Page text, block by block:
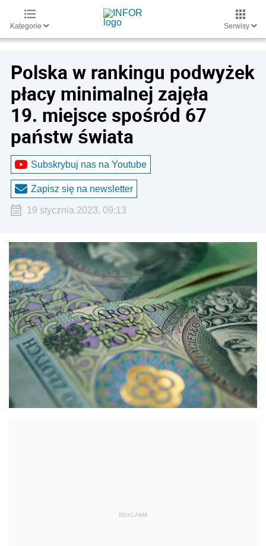
Kategorie Serwisy
Polska w rankingu podwyżek
płacy minimalnej zajęła
19. miejsce spośród 67
państw świata
Subskrybuj nas na Youtube
Zapisz się na newsletter
19 stycznia 2023, 09:13